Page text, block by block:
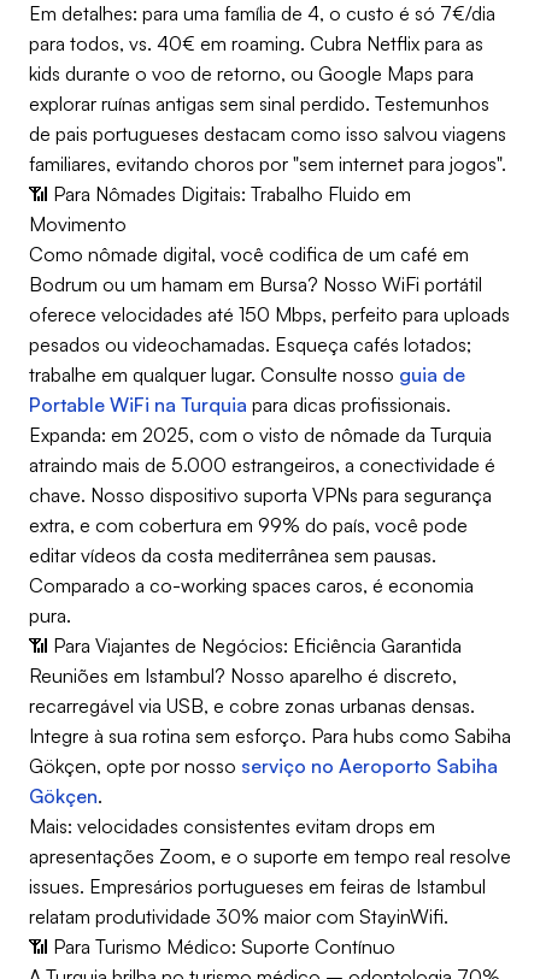
Em detalhes: para uma família de 4, o custo é só 7€/dia
para todos, vs. 40€ em roaming. Cubra Netflix para as
kids durante o voo de retorno, ou Google Maps para
explorar ruínas antigas sem sinal perdido. Testemunhos
de pais portugueses destacam como isso salvou viagens
familiares, evitando choros por "sem internet para jogos".
📶 Para Nômades Digitais: Trabalho Fluido em
Movimento
Como nômade digital, você codifica de um café em
Bodrum ou um hamam em Bursa? Nosso WiFi portátil
oferece velocidades até 150 Mbps, perfeito para uploads
pesados ou videochamadas. Esqueça cafés lotados;
trabalhe em qualquer lugar. Consulte nosso guia de
Portable WiFi na Turquia para dicas profissionais.
Expanda: em 2025, com o visto de nômade da Turquia
atraindo mais de 5.000 estrangeiros, a conectividade é
chave. Nosso dispositivo suporta VPNs para segurança
extra, e com cobertura em 99% do país, você pode
editar vídeos da costa mediterrânea sem pausas.
Comparado a co-working spaces caros, é economia
pura.
📶 Para Viajantes de Negócios: Eficiência Garantida
Reuniões em Istambul? Nosso aparelho é discreto,
recarregável via USB, e cobre zonas urbanas densas.
Integre à sua rotina sem esforço. Para hubs como Sabiha
Gökçen, opte por nosso serviço no Aeroporto Sabiha
Gökçen.
Mais: velocidades consistentes evitam drops em
apresentações Zoom, e o suporte em tempo real resolve
issues. Empresários portugueses em feiras de Istambul
relatam produtividade 30% maior com StayinWifi.
📶 Para Turismo Médico: Suporte Contínuo